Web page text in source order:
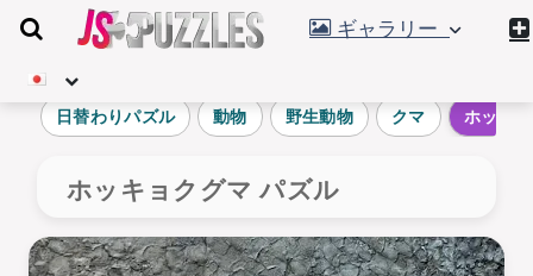
ギャラリー
日替わりパズル 動物 野生動物 クマ ホッキ
ホッキョクグマ パズル